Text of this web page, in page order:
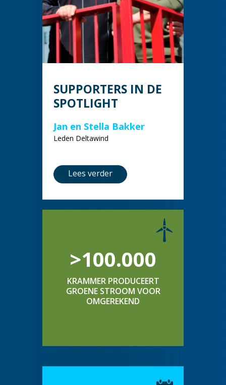
SUPPORTERS IN DE
SPOTLIGHT
Jan en Stella Bakker
Leden Deltawind
Lees verder
>100.000
KRAMMER PRODUCEERT
GROENE STROOM VOOR
OMGEREKEND